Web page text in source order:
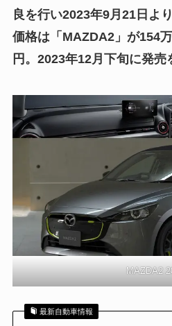
良を行い2023年9月21日よ
価格は「MAZDA2」が154
円。2023年12月下旬に発売
MAZDA2
最新自動車情報